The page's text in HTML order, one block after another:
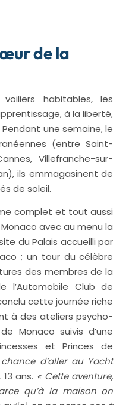
de la
habitables, les
à la liberté,
une semaine, le
(entre Saint-
Villefranche-sur-
ils emmagasinent de
de soleil.
complet et tout aussi
avec au menu la
du Palais accueilli par
; un tour du célèbre
des membres de la
l’Automobile Club de
cette journée riche
à des ateliers psycho-
Monaco suivis d’une
et Princes de
d’aller au Yacht
ans. « Cette aventure,
qu’à la maison on